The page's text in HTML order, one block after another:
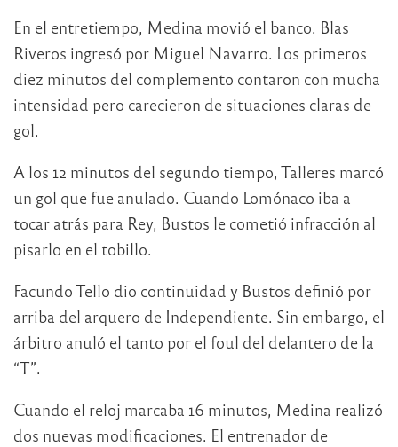
En el entretiempo, Medina movió el banco. Blas
Riveros ingresó por Miguel Navarro. Los primeros
diez minutos del complemento contaron con mucha
intensidad pero carecieron de situaciones claras de
gol.
A los 12 minutos del segundo tiempo, Talleres marcó
un gol que fue anulado. Cuando Lomónaco iba a
tocar atrás para Rey, Bustos le cometió infracción al
pisarlo en el tobillo.
Facundo Tello dio continuidad y Bustos definió por
arriba del arquero de Independiente. Sin embargo, el
árbitro anuló el tanto por el foul del delantero de la
“T”.
Cuando el reloj marcaba 16 minutos, Medina realizó
dos nuevas modificaciones. El entrenador de